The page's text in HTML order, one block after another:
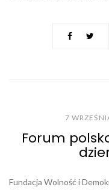
7
Forum
Fundacja Wolność i